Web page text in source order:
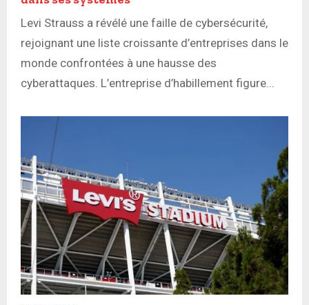
Levi Strauss a révélé une faille de cybersécurité,
rejoignant une liste croissante d’entreprises dans le
monde confrontées à une hausse des
cyberattaques. L’entreprise d’habillement figure...